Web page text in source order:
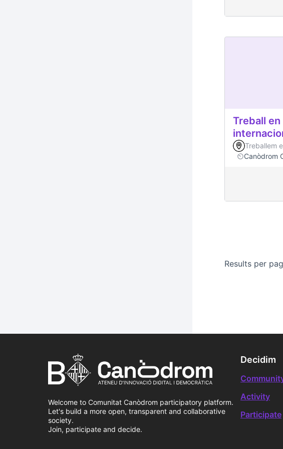
Treball
Treballem
Canòdrom
Results per
Welcome to Comunitat Canòdrom participatory platform.
Let's build a more open, transparent and collaborative
society.
Join, participate and decide.
Decidim
Activity
Participate